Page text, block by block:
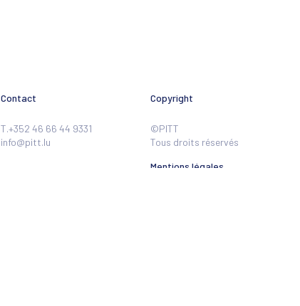
Contact
T.+352 46 66 44 9331
info@pitt.lu
Copyright
©PITT
Tous droits réservés
Mentions légales